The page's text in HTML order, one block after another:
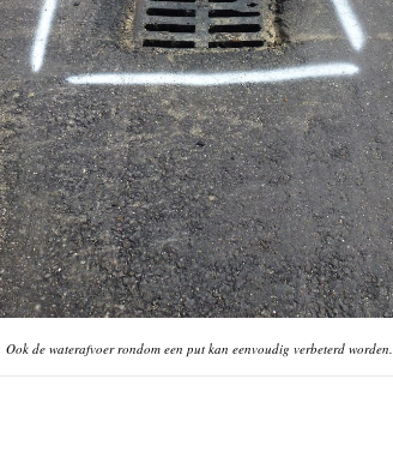
Ook de waterafvoer rondom een put kan eenvoudig verbeterd worden.